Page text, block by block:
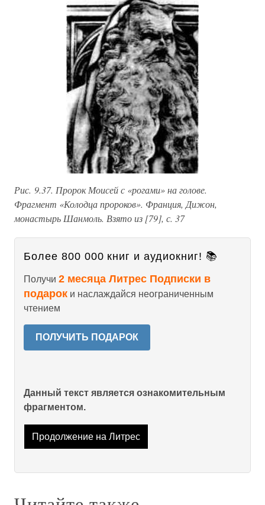
Рис. 9.37. Пророк Моисей с «рогами» на голове.
Фрагмент «Колодца пророков». Франция, Дижон,
монастырь Шанмоль. Взято из [79], с. 37
Более 800 000 книг и аудиокниг! 📚
Получи 2 месяца Литрес Подписки в
подарок и наслаждайся неограниченным
чтением
ПОЛУЧИТЬ ПОДАРОК
Данный текст является ознакомительным
фрагментом.
Продолжение на Литрес